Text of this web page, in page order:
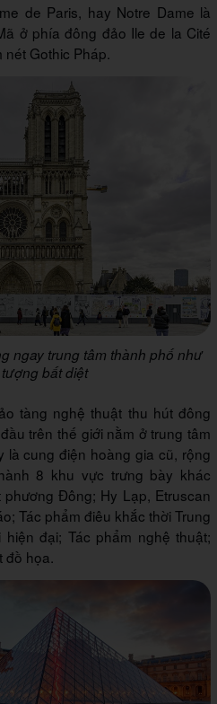
de Paris, hay Notre Dame là
ở phía đông đảo Ile de la Cité
Gothic Pháp.
ngay trung tâm thành phố như
bất diệt
tàng nghệ thuật thu hút đông
trên thế giới nằm ở trung tâm
là cung điện hoàng gia cũ, rộng
8 khu vực trưng bày khác
Đông; Hy Lạp, Etruscan
Tác phẩm điêu khắc thời Trung
đại; Tác phẩm nghệ thuật;
đồ họa.